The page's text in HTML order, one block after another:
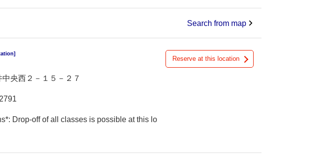
Search from map
央西２－１５－２７
Drop-off of all classes is possible at this lo
Reserve at this location